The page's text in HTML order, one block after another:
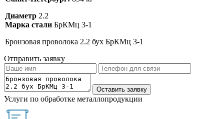
Диаметр 2.2
Марка стали БрКМц 3-1
Бронзовая проволока 2.2 бух БрКМц 3-1
Отправить заявку
Услуги по обработке металлопродукции